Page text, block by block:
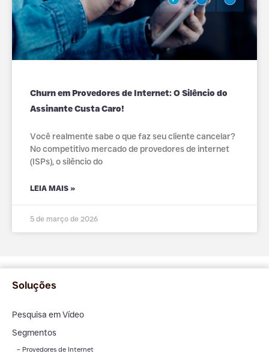
Churn em Provedores de Internet: O Silêncio do
Assinante Custa Caro!
Você realmente sabe o que faz seu cliente cancelar?
No competitivo mercado de provedores de internet
(ISPs), o silêncio do
LEIA MAIS »
5 de março de 2026
Soluções
Pesquisa em Vídeo
Segmentos
– Provedores de Internet